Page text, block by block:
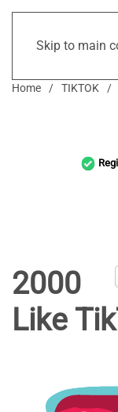
Skip to main
Home TIKTOK
2000
Like